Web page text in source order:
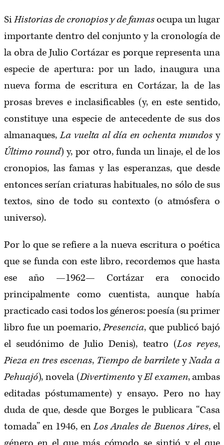
SiHistorias de cronopios y de famasocupa un lugar
importante dentro del conjunto y la cronología de
la obra de Julio Cortázar es porque representa una
especie de apertura: por un lado, inaugura una
nueva forma de escritura en Cortázar, la de las
prosas breves e inclasificables (y, en este sentido,
constituye una especie de antecedente de sus dos
almanaques,La vuelta al día en ochenta mundosy
Último round) y, por otro, funda un linaje, el de los
cronopios, las famas y las esperanzas, que desde
entonces serían criaturas habituales, no sólo de sus
textos, sino de todo su contexto (o atmósfera o
universo).
Por lo que se refiere a la nueva escritura o poética
que se funda con este libro, recordemos que hasta
ese año —1962— Cortázar era conocido
principalmente como cuentista, aunque había
practicado casi todos los géneros: poesía (su primer
libro fue un poemario,Presencia, que publicó bajó
el seudónimo de Julio Denis), teatro (Los reyes,
Pieza en tres escenas, Tiempo de barrileteyNada a
Pehuajó), novela (DivertimentoyElexamen, ambas
editadas póstumamente) y ensayo. Pero no hay
duda de que, desde que Borges le publicara “Casa
tomada” en 1946, enLos Anales de Buenos Aires, el